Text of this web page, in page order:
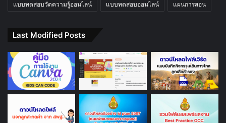
แบบทดสอบวัดความรู้ออนไลน์ แบบทดสอบออนไลน์ แผนการสอน
Last Modified Posts